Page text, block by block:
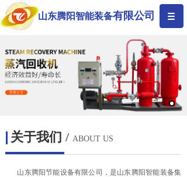
山东腾阳智能装备有限公司
关于我们 / ABOUT US
山东腾阳节能设备有限公司，是山东腾阳智能装备集